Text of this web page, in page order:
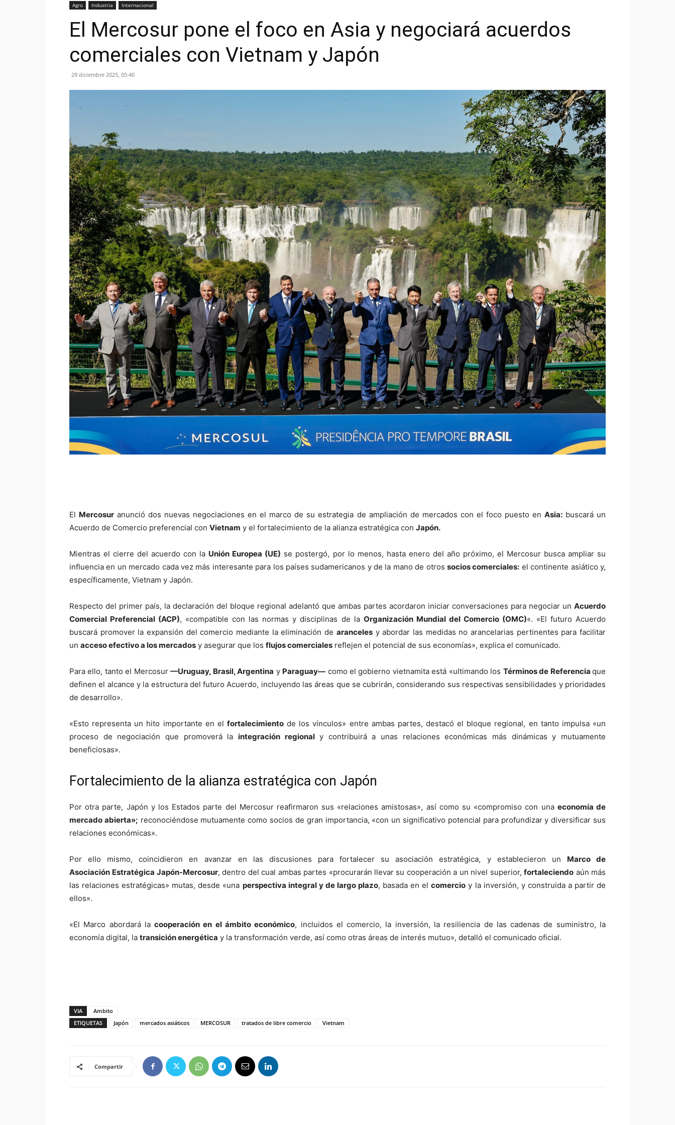
Agro Industria Internacional
El Mercosur pone el foco en Asia y negociará acuerdos
comerciales con Vietnam y Japón
29 diciembre 2025, 05:40
El Mercosur anunció dos nuevas negociaciones en el marco de su estrategia de ampliación de mercados con el foco puesto en Asia:buscará un
Acuerdo de Comercio preferencial con Vietnam y el fortalecimiento de la alianza estratégica con Japón.
Mientras el cierre del acuerdo con la Unión Europea (UE) se postergó, por lo menos, hasta enero del año próximo, el Mercosur busca ampliar su
influencia en un mercado cada vez más interesante para los países sudamericanos y de la mano de otrossocios comerciales: el continente asiático y,
específicamente, Vietnam y Japón.
Respecto del primer país, la declaración del bloque regional adelantó que ambas partes acordaron iniciar conversaciones para negociar un Acuerdo
Comercial Preferencial (ACP), «compatible con las normas y disciplinas de la Organización Mundial del Comercio (OMC)«. «El futuro Acuerdo
buscará promover la expansión del comercio mediante la eliminación de arancelesy abordar las medidas no arancelarias pertinentes para facilitar
un acceso efectivo a los mercados y asegurar que los flujos comerciales reflejen el potencial de sus economías», explica el comunicado.
Para ello, tanto el Mercosur—Uruguay, Brasil, Argentina y Paraguay— como el gobierno vietnamita está «ultimando los Términos de Referenciaque
definen el alcance y la estructura del futuro Acuerdo, incluyendo las áreas que se cubrirán, considerando sus respectivas sensibilidades y prioridades
de desarrollo».
«Esto representa un hito importante en el fortalecimiento de los vínculos» entre ambas partes, destacó el bloque regional, en tanto impulsa «un
proceso de negociación que promoverá la integración regionaly contribuirá a unas relaciones económicas más dinámicas y mutuamente
beneficiosas».
Fortalecimiento de la alianza estratégica con Japón
Por otra parte, Japón y los Estados parte del Mercosur reafirmaron sus «relaciones amistosas», así como su «compromiso con una economía de
mercado abierta»; reconociéndose mutuamente como socios de gran importancia, «con un significativo potencial para profundizar y diversificar sus
relaciones económicas».
Por ello mismo, coincidieron en avanzar en las discusiones para fortalecer su asociación estratégica, y establecieron un Marco de
Asociación Estratégica Japón-Mercosur, dentro del cual ambas partes «procurarán llevar su cooperación a un nivel superior,fortaleciendo aún más
las relaciones estratégicas» mutas, desde «una perspectiva integral y de largo plazo, basada en elcomercio y la inversión, y construida a partir de
ellos».
«El Marco abordará lacooperación en el ámbito económico, incluidos el comercio, la inversión, la resiliencia de las cadenas de suministro, la
economía digital, la transición energética y la transformación verde, así como otras áreas de interés mutuo», detalló el comunicado oficial.
VIA
Ambito
ETIQUETAS
Japón mercados asiáticos MERCOSUR tratados de libre comercio Vietnam
Compartir